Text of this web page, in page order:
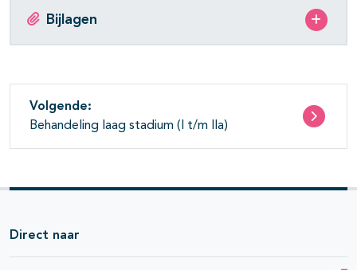
Bijlagen
Volgende:
Behandeling laag stadium (I t/m IIa)
Direct naar